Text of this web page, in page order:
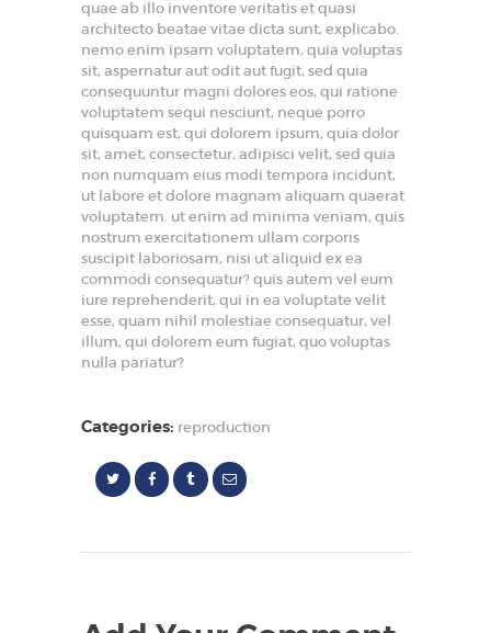
quae ab illo inventore veritatis et quasi
architecto beatae vitae dicta sunt, explicabo.
nemo enim ipsam voluptatem, quia voluptas
sit, aspernatur aut odit aut fugit, sed quia
consequuntur magni dolores eos, qui ratione
voluptatem sequi nesciunt, neque porro
quisquam est, qui dolorem ipsum, quia dolor
sit, amet, consectetur, adipisci velit, sed quia
non numquam eius modi tempora incidunt,
ut labore et dolore magnam aliquam quaerat
voluptatem. ut enim ad minima veniam, quis
nostrum exercitationem ullam corporis
suscipit laboriosam, nisi ut aliquid ex ea
commodi consequatur? quis autem vel eum
iure reprehenderit, qui in ea voluptate velit
esse, quam nihil molestiae consequatur, vel
illum, qui dolorem eum fugiat, quo voluptas
nulla pariatur?
Categories: reproduction